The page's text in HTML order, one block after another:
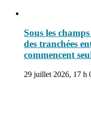
Sous les
des tranchées
commencent
29 juillet 2026, 17 h